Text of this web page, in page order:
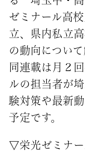
ゼミナール高
立、県内私立
の動向につい
同連載は月２
ルの担当者が
験対策や最新
予定です。
▽栄光ゼミナー